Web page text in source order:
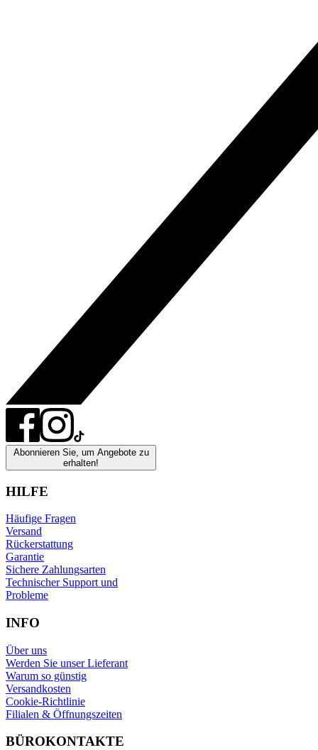
Abonnieren Sie, um Angebote zu
erhalten!
HILFE
Häufige Fragen
Versand
Rückerstattung
Garantie
Sichere Zahlungsarten
Technischer Support und
Probleme
INFO
Über uns
Werden Sie unser Lieferant
Warum so günstig
Versandkosten
Cookie-Richtlinie
Filialen & Öffnungszeiten
BÜROKONTAKTE